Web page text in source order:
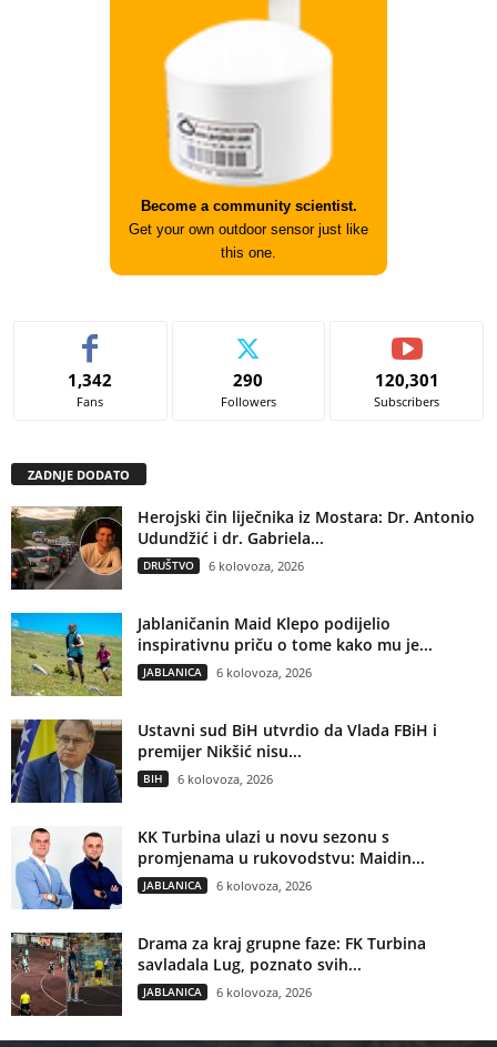
Become a community scientist.
Get your own outdoor sensor just like
this one.
1,342
Fans
290
Followers
120,301
Subscribers
ZADNJE DODATO
Herojski čin liječnika iz Mostara: Dr. Antonio
Udundžić i dr. Gabriela...
DRUŠTVO 6 kolovoza, 2026
Jablaničanin Maid Klepo podijelio
inspirativnu priču o tome kako mu je...
JABLANICA 6 kolovoza, 2026
Ustavni sud BiH utvrdio da Vlada FBiH i
premijer Nikšić nisu...
BIH 6 kolovoza, 2026
KK Turbina ulazi u novu sezonu s
promjenama u rukovodstvu: Maidin...
JABLANICA 6 kolovoza, 2026
Drama za kraj grupne faze: FK Turbina
savladala Lug, poznato svih...
JABLANICA 6 kolovoza, 2026